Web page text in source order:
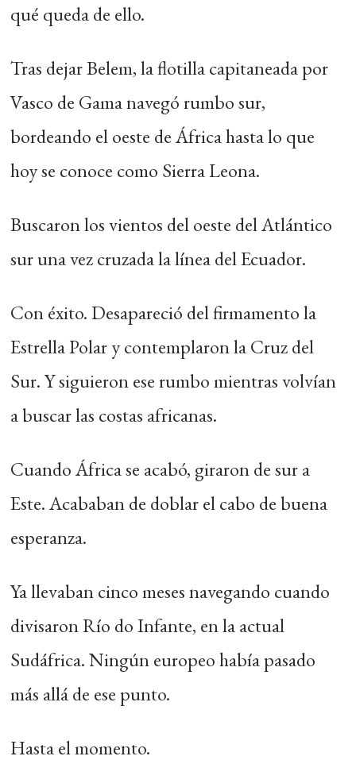
qué queda de ello.
Tras dejar Belem, la flotilla capitaneada por
Vasco de Gama navegó rumbo sur,
bordeando el oeste de África hasta lo que
hoy se conoce como Sierra Leona.
Buscaron los vientos del oeste del Atlántico
sur una vez cruzada la línea del Ecuador.
Con éxito. Desapareció del firmamento la
Estrella Polar y contemplaron la Cruz del
Sur. Y siguieron ese rumbo mientras volvían
a buscar las costas africanas.
Cuando África se acabó, giraron de sur a
Este. Acababan de doblar el cabo de buena
esperanza.
Ya llevaban cinco meses navegando cuando
divisaron Río do Infante, en la actual
Sudáfrica. Ningún europeo había pasado
más allá de ese punto.
Hasta el momento.